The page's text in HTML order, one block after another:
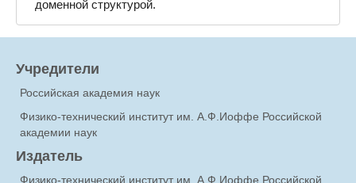
доменной структурой.
Учредители
Российская академия наук
Физико-технический институт им. А.Ф.Иоффе Российской
академии наук
Издатель
Физико-технический институт им. А.Ф.Иоффе Российской